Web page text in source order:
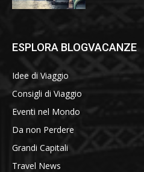
ESPLORA BLOGVACANZE
Idee di Viaggio
Consigli di Viaggio
Eventi nel Mondo
Da non Perdere
Grandi Capitali
Travel News